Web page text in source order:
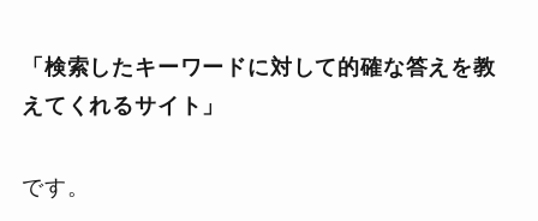
「検索したキーワードに対して的確な答えを教
えてくれるサイト」
です。